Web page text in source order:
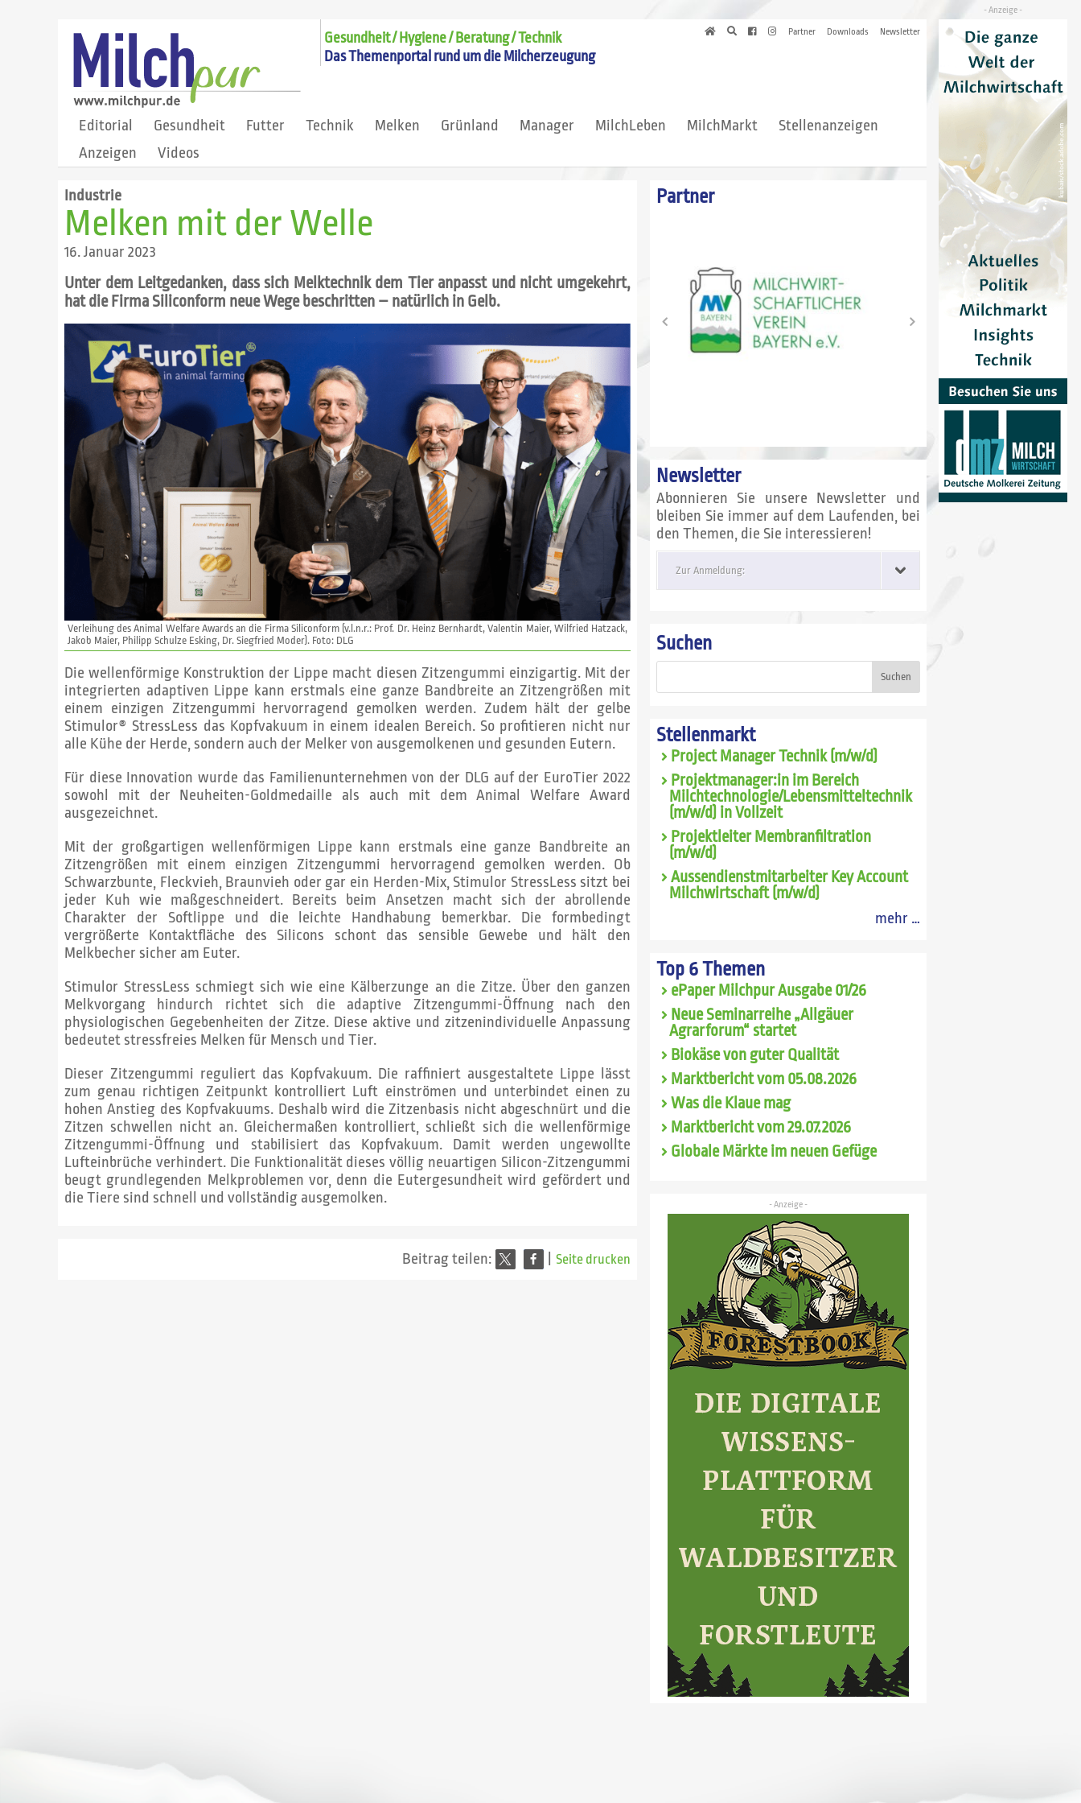
Partner Downloads Newsletter
Gesundheit / Hygiene / Beratung / Technik
Das Themenportal rund um die Milcherzeugung
Editorial Gesundheit Futter Technik Melken Grünland Manager MilchLeben MilchMarkt
Stellenanzeigen
Anzeigen
Videos
Industrie
Melken mit der Welle
16. Januar 2023
Unter dem Leitgedanken, dass sich Melktechnik dem Tier anpasst und nicht umgekehrt,
hat die Firma Siliconform neue Wege beschritten – natürlich in Gelb.
Verleihung des Animal Welfare Awards an die Firma Siliconform (v.l.n.r.: Prof. Dr. Heinz Bernhardt, Valentin Maier, Wilfried Hatzack,
Jakob Maier, Philipp Schulze Esking, Dr. Siegfried Moder). Foto: DLG
Die wellenförmige Konstruktion der Lippe macht diesen Zitzengummi einzigartig. Mit der
integrierten adaptiven Lippe kann erstmals eine ganze Bandbreite an Zitzengrößen mit
einem einzigen Zitzengummi hervorragend gemolken werden. Zudem hält der gelbe
Stimulor® StressLess das Kopfvakuum in einem idealen Bereich. So profitieren nicht nur
alle Kühe der Herde, sondern auch der Melker von ausgemolkenen und gesunden Eutern.
Für diese Innovation wurde das Familienunternehmen von der DLG auf der EuroTier 2022
sowohl mit der Neuheiten-Goldmedaille als auch mit dem Animal Welfare Award
ausgezeichnet.
Mit der großgartigen wellenförmigen Lippe kann erstmals eine ganze Bandbreite an
Zitzengrößen mit einem einzigen Zitzengummi hervorragend gemolken werden. Ob
Schwarzbunte, Fleckvieh, Braunvieh oder gar ein Herden-Mix, Stimulor StressLess sitzt bei
jeder Kuh wie maßgeschneidert. Bereits beim Ansetzen macht sich der abrollende
Charakter der Softlippe und die leichte Handhabung bemerkbar. Die formbedingt
vergrößerte Kontaktfläche des Silicons schont das sensible Gewebe und hält den
Melkbecher sicher am Euter.
Stimulor StressLess schmiegt sich wie eine Kälberzunge an die Zitze. Über den ganzen
Melkvorgang hindurch richtet sich die adaptive Zitzengummi-Öffnung nach den
physiologischen Gegebenheiten der Zitze. Diese aktive und zitzenindividuelle Anpassung
bedeutet stressfreies Melken für Mensch und Tier.
Dieser Zitzengummi reguliert das Kopfvakuum. Die raffiniert ausgestaltete Lippe lässt
zum genau richtigen Zeitpunkt kontrolliert Luft einströmen und unterbindet einen zu
hohen Anstieg des Kopfvakuums. Deshalb wird die Zitzenbasis nicht abgeschnürt und die
Zitzen schwellen nicht an. Gleichermaßen kontrolliert, schließt sich die wellenförmige
Zitzengummi-Öffnung und stabilisiert das Kopfvakuum. Damit werden ungewollte
Lufteinbrüche verhindert. Die Funktionalität dieses völlig neuartigen Silicon-Zitzengummi
beugt grundlegenden Melkproblemen vor, denn die Eutergesundheit wird gefördert und
die Tiere sind schnell und vollständig ausgemolken.
Beitrag teilen: Seite drucken
Partner
Newsletter
Abonnieren Sie unsere Newsletter und
bleiben Sie immer auf dem Laufenden, bei
den Themen, die Sie interessieren!
Zur Anmeldung:
Suchen
Suchen
Stellenmarkt
Project Manager Technik (m/w/d)
Projektmanager:in im Bereich
Milchtechnologie/Lebensmitteltechnik
(m/w/d) in Vollzeit
Projektleiter Membranfiltration
(m/w/d)
Aussendienstmitarbeiter Key Account
Milchwirtschaft (m/w/d)
mehr …
Top 6 Themen
ePaper Milchpur Ausgabe 01/26
Neue Seminarreihe „Allgäuer
Agrarforum“ startet
Biokäse von guter Qualität
Marktbericht vom 05.08.2026
Was die Klaue mag
Marktbericht vom 29.07.2026
Globale Märkte im neuen Gefüge